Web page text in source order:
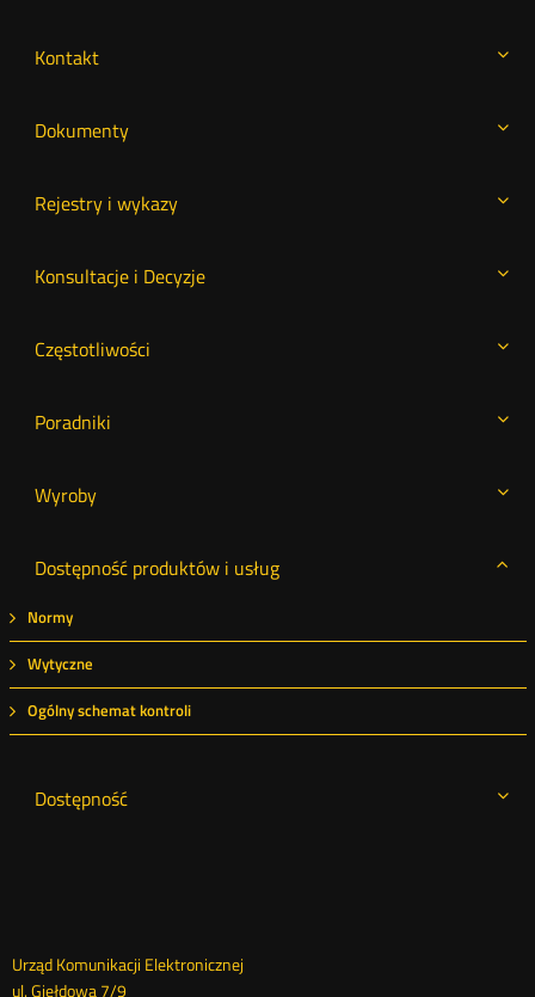
Kontakt
Dokumenty
Rejestry i wykazy
Konsultacje i Decyzje
Częstotliwości
Poradniki
Wyroby
Dostępność produktów i usług
Normy
Wytyczne
Ogólny schemat kontroli
Dostępność
Dane
Urząd Komunikacji Elektronicznej
ul. Giełdowa 7/9